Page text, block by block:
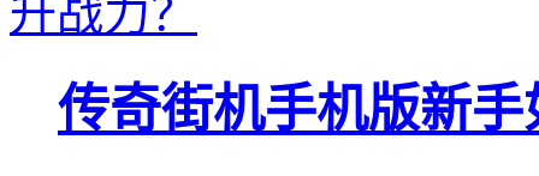
传奇街机手机版新